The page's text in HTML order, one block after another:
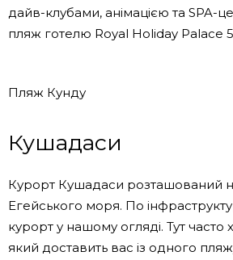
дайв-клубами, анімацією та SPA-
пляж готелю Royal Holiday Palace
Пляж Кунду
Кушадаси
Курорт Кушадаси розташований
Егейського моря. По
курорт у нашому огляді. Тут часто
який доставить вас із одного